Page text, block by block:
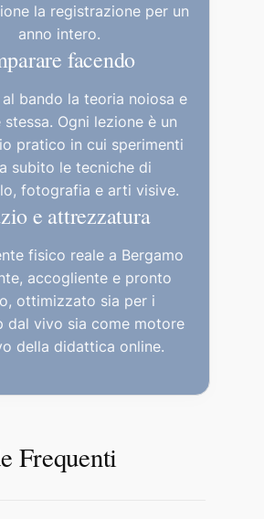
la registrazione per un
anno intero.
facendo
bando la teoria noiosa e
stessa. Ogni lezione è un
pratico in cui sperimenti
subito le tecniche di
fotografia e arti visive.
e attrezzatura
fisico reale a Bergamo
accogliente e pronto
ottimizzato sia per i
dal vivo sia come motore
della didattica online.
Frequenti